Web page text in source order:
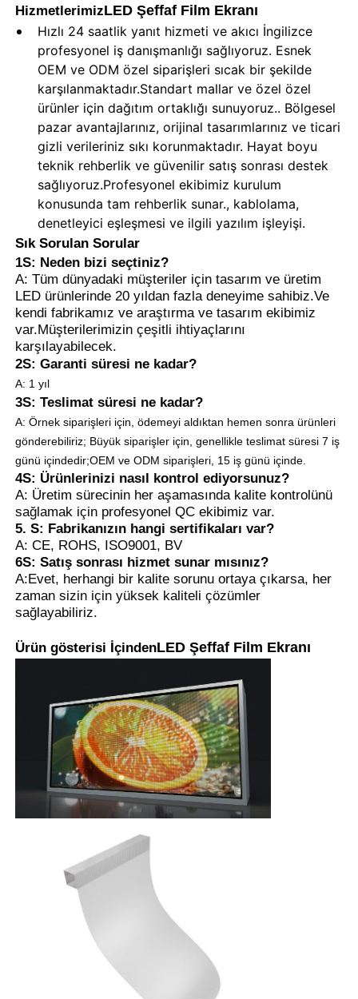
HizmetlerimizLED Şeffaf Film Ekranı
Hızlı 24 saatlik yanıt hizmeti ve akıcı İngilizce
profesyonel iş danışmanlığı sağlıyoruz. Esnek
OEM ve ODM özel siparişleri sıcak bir şekilde
karşılanmaktadır.Standart mallar ve özel özel
ürünler için dağıtım ortaklığı sunuyoruz.. Bölgesel
pazar avantajlarınız, orijinal tasarımlarınız ve ticari
gizli verileriniz sıkı korunmaktadır. Hayat boyu
teknik rehberlik ve güvenilir satış sonrası destek
sağlıyoruz.Profesyonel ekibimiz kurulum
konusunda tam rehberlik sunar., kablolama,
denetleyici eşleşmesi ve ilgili yazılım işleyişi.
Sık Sorulan Sorular
1S: Neden bizi seçtiniz?
A: Tüm dünyadaki müşteriler için tasarım ve üretim
LED ürünlerinde 20 yıldan fazla deneyime sahibiz.Ve
kendi fabrikamız ve araştırma ve tasarım ekibimiz
var.Müşterilerimizin çeşitli ihtiyaçlarını
karşılayabilecek.
2S: Garanti süresi ne kadar?
A: 1 yıl
3S: Teslimat süresi ne kadar?
A: Örnek siparişleri için, ödemeyi aldıktan hemen sonra ürünleri
gönderebiliriz; Büyük siparişler için, genellikle teslimat süresi 7 iş
günü içindedir;OEM ve ODM siparişleri, 15 iş günü içinde.
4S: Ürünlerinizi nasıl kontrol ediyorsunuz?
A: Üretim sürecinin her aşamasında kalite kontrolünü
sağlamak için profesyonel QC ekibimiz var.
5. S: Fabrikanızın hangi sertifikaları var?
A: CE, ROHS, ISO9001, BV
6S: Satış sonrası hizmet sunar mısınız?
A:Evet, herhangi bir kalite sorunu ortaya çıkarsa, her
zaman sizin için yüksek kaliteli çözümler
sağlayabiliriz.
Ürün gösterisi İçindenLED Şeffaf Film Ekranı